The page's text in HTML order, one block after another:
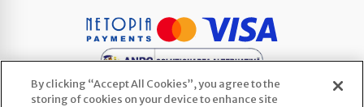
By clicking “Accept All Cookies”, you agree to the
storing of cookies on your device to enhance site